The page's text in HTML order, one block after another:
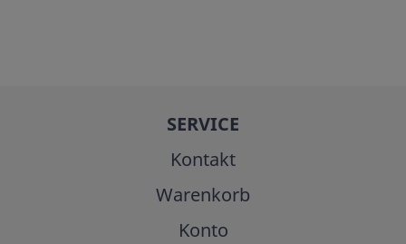
SERVICE
Kontakt
Warenkorb
Konto